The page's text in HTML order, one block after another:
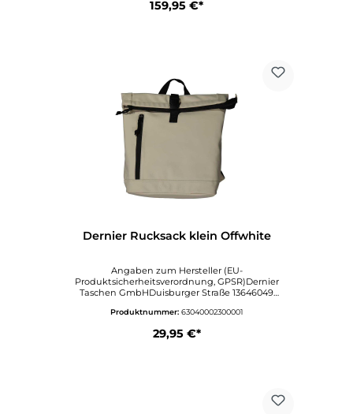
159,95 €*
Dernier Rucksack klein Offwhite
Angaben zum Hersteller (EU-
Produktsicherheitsverordnung, GPSR)Dernier
Taschen GmbHDuisburger Straße 13646049
ier.de
Produktnummer: 63040002300001
29,95 €*